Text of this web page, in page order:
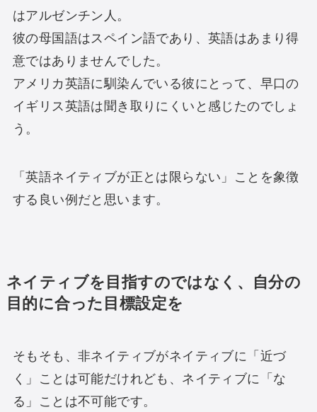
はアルゼンチン人。
彼の母国語はスペイン語であり、英語はあまり得
意ではありませんでした。
アメリカ英語に馴染んでいる彼にとって、早口の
イギリス英語は聞き取りにくいと感じたのでしょ
う。
「英語ネイティブが正とは限らない」ことを象徴
する良い例だと思います。
ネイティブを目指すのではなく、自分の
目的に合った目標設定を
そもそも、非ネイティブがネイティブに「近づ
く」ことは可能だけれども、ネイティブに「な
る」ことは不可能です。